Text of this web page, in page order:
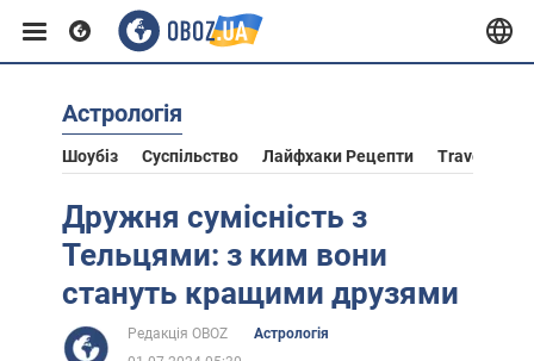
ЄвропаАстрологія
Шоубіз Суспільство Лайфхаки Рецепти Travel
Дружня сумісність з
Тельцями: з ким вони
стануть кращими друзями
Редакція OBOZ
Астрологія